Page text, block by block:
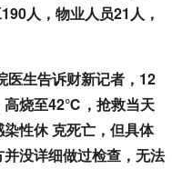
人，物业人员21人，
生告诉财新记者，12
高烧至42℃，抢救当天
性休 克死亡，但具体
没详细做过检查，无法